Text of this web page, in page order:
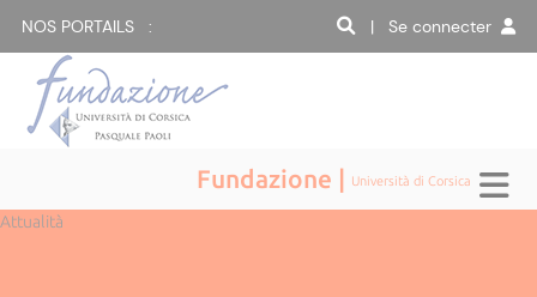
NOS PORTAILS : | Se connecter
Fundazione | Università di Corsica
Attualità